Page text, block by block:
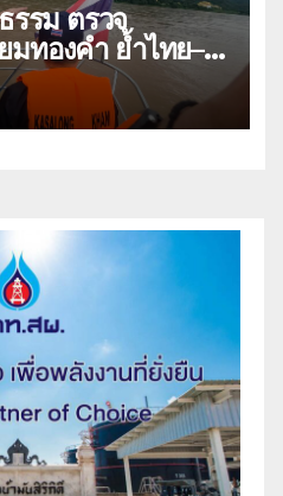
รรม ตรวจ
ทองคำ ย้ำไทย–
ยาเสพติด